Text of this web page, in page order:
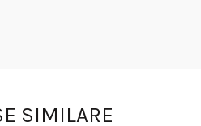
SIMILARE